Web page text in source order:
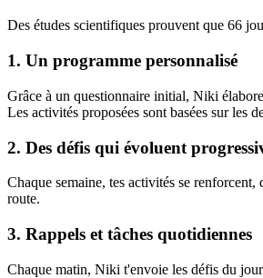
Des études scientifiques prouvent que 66
1. Un programme personnalisé
Grâce à un questionnaire initial, Niki
Les activités proposées sont basées sur les
2. Des défis qui évoluent
Chaque semaine, tes activités se
route.
3. Rappels et tâches quotidiennes
Chaque matin, Niki t'envoie les défis du